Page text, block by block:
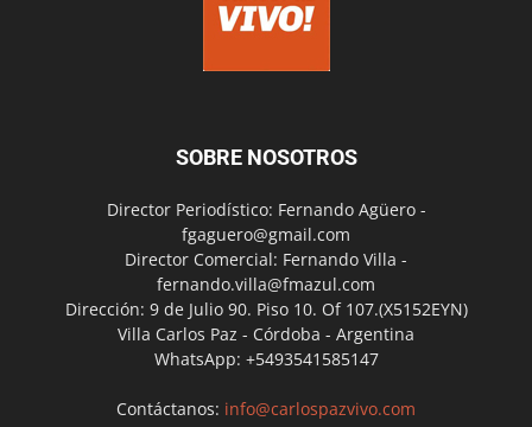
SOBRE NOSOTROS
Director Periodístico: Fernando Agüero -
fgaguero@gmail.com
Director Comercial: Fernando Villa -
fernando.villa@fmazul.com
Dirección: 9 de Julio 90. Piso 10. Of 107.(X5152EYN)
Villa Carlos Paz - Córdoba - Argentina
WhatsApp: +5493541585147
Contáctanos: info@carlospazvivo.com